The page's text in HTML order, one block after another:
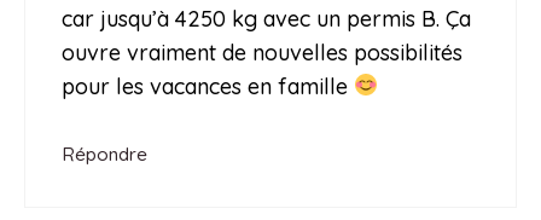
car jusqu’à 4250 kg avec un permis B. Ça
ouvre vraiment de nouvelles possibilités
pour les vacances en famille
Répondre